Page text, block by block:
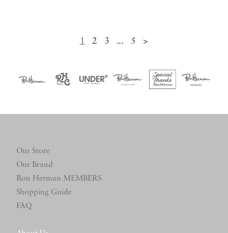
1 2 3 ... 5 >
Our Store
Our Brand
Ron Herman MEMBERS
Shopping Guide
FAQ